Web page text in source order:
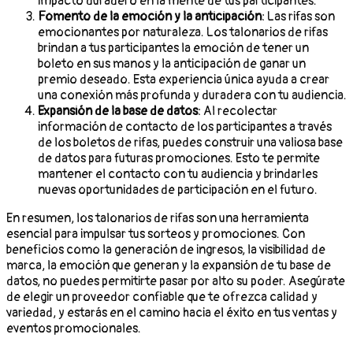
Fomento de la emoción y la anticipación: Las rifas son
emocionantes por naturaleza. Los talonarios de rifas
brindan a tus participantes la emoción de tener un
boleto en sus manos y la anticipación de ganar un
premio deseado. Esta experiencia única ayuda a crear
una conexión más profunda y duradera con tu audiencia.
Expansión de la base de datos: Al recolectar
información de contacto de los participantes a través
de los boletos de rifas, puedes construir una valiosa base
de datos para futuras promociones. Esto te permite
mantener el contacto con tu audiencia y brindarles
nuevas oportunidades de participación en el futuro.
En resumen, los talonarios de rifas son una herramienta
esencial para impulsar tus sorteos y promociones. Con
beneficios como la generación de ingresos, la visibilidad de
marca, la emoción que generan y la expansión de tu base de
datos, no puedes permitirte pasar por alto su poder. Asegúrate
de elegir un proveedor confiable que te ofrezca calidad y
variedad, y estarás en el camino hacia el éxito en tus ventas y
eventos promocionales.